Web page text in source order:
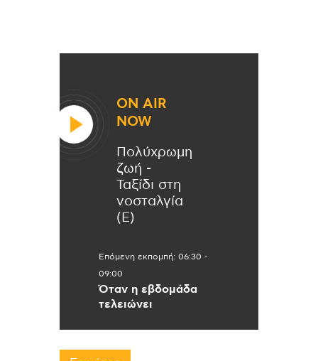
ON AIR
NOW
Πολύχρωμη
ζωή -
Ταξίδι στη
νοσταλγία
(Ε)
Επόμενη εκπομπή: 06:30 -
09:00
Όταν η εβδομάδα
τελειώνει